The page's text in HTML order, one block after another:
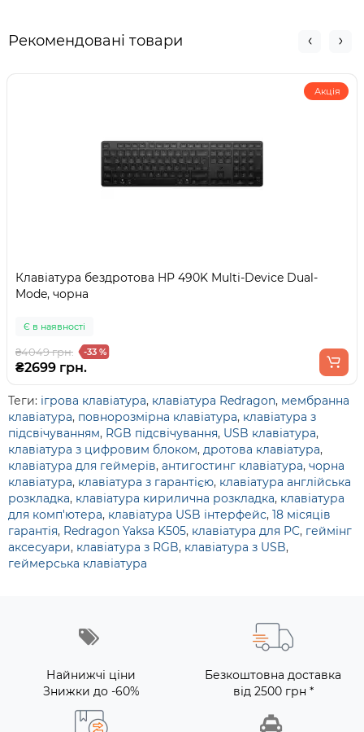
Рекомендовані товари
Акція
Клавіатура бездротова HP 490K Multi-Device Dual-
Mode, чорна
Є в наявності
₴4049 грн. -33 %
₴2699 грн.
Теги: ігрова клавіатура, клавіатура Redragon, мембранна
клавіатура, повнорозмірна клавіатура, клавіатура з
підсвічуванням, RGB підсвічування, USB клавіатура,
клавіатура з цифровим блоком, дротова клавіатура,
клавіатура для геймерів, антигостинг клавіатура, чорна
клавіатура, клавіатура з гарантією, клавіатура англійська
розкладка, клавіатура кирилична розкладка, клавіатура
для комп'ютера, клавіатура USB інтерфейс, 18 місяців
гарантія, Redragon Yaksa K505, клавіатура для PC, геймінг
аксесуари, клавіатура з RGB, клавіатура з USB,
геймерська клавіатура
Найнижчі ціни
Знижки до -60%
Безкоштовна доставка
від 2500 грн *